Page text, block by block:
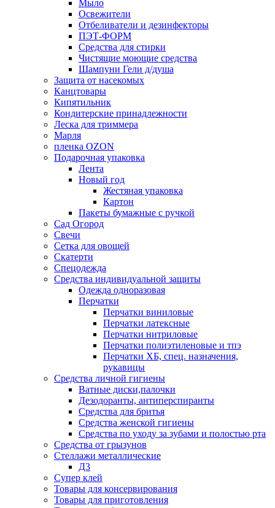
Мыло
Освежители
Отбеливатели и дезинфекторы
ПЭТ-ФОРМ
Средства для стирки
Чистящие моющие средства
Шампуни Гели д/душа
Защита от насекомых
Канцтовары
Кипятильник
Кондитерские принадлежности
Леска для триммера
Марля
пленка OZON
Подарочная упаковка
Лента
Новый год
Жестяная упаковка
Картон
Пакеты бумажные с ручкой
Сад Огород
Свечи
Сетка для овощей
Скатерти
Спецодежда
Средства индивидуальной защиты
Одежда одноразовая
Перчатки
Перчатки виниловые
Перчатки латексные
Перчатки нитриловые
Перчатки полиэтиленовые и тпэ
Перчатки ХБ, спец. назначения,
рукавицы
Средства личной гигиены
Ватные диски,палочки
Дезодоранты, антиперспиранты
Средства для бритья
Средства женской гигиены
Средства по уходу за зубами и полостью рта
Средства от грызунов
Стеллажи металлические
Д3
Супер клей
Товары для консервирования
Товары для приготовления